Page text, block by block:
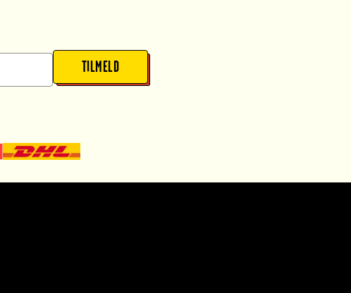
TILMELD